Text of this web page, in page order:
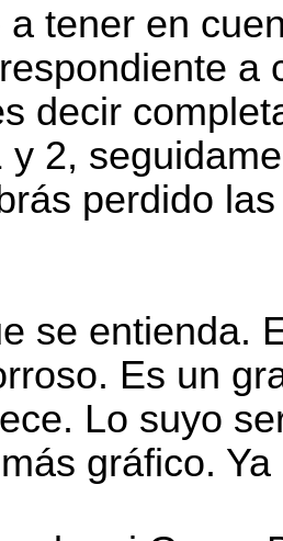
a tener en
a
decir
y 2,
perdido
se entienda.
Es un
Lo suyo
gráfico.